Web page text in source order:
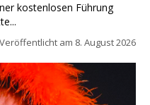
kostenlosen Führung
Veröffentlicht am 8. August 2026